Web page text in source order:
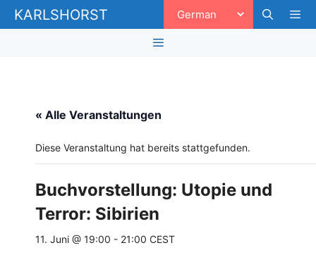
Zum
InhaltKARLSHORST
« Alle Veranstaltungen
Diese Veranstaltung hat bereits stattgefunden.
Buchvorstellung: Utopie und
Terror: Sibirien
11. Juni @ 19:00 - 21:00 CEST